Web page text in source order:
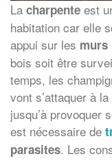
La charpente est
habitation car elle
appui sur les murs
bois soit être
temps, les
vont s’attaquer à
jusqu’à provoquer
est nécessaire de
parasites. Les